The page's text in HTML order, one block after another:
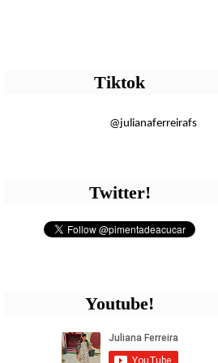
Tiktok
@julianaferreirafs
Twitter!
Youtube!